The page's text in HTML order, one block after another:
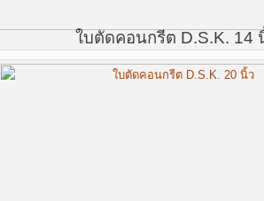
ใบตัดคอนกรีต D.S.K. 14